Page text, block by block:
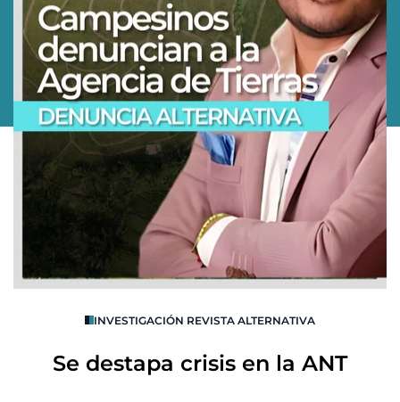
INVESTIGACIÓN REVISTA ALTERNATIVA
Se destapa crisis en la ANT